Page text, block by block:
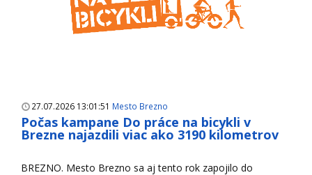
27.07.2026 13:01:51 Mesto Brezno
Počas kampane Do práce na bicykli v
Brezne najazdili viac ako 3190 kilometrov
BREZNO. Mesto Brezno sa aj tento rok zapojilo do